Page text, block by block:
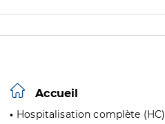
Accueil
Hospitalisation complète (HC)